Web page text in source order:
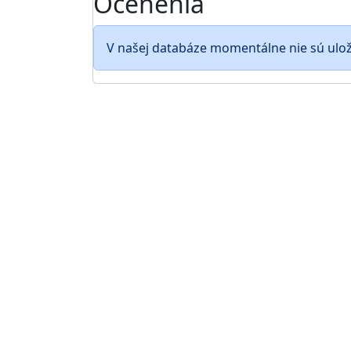
V našej databáze momentálne nie sú